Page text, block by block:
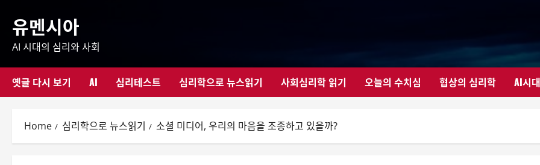
content
유멘시아
AI 시대의 심리와 사회
옛글 다시 보기 AI 심리테스트 심리학으로 뉴스읽기 사회심리학 읽기 오늘의 수치심 협상의 심리학 AI시대
Home 심리학으로 뉴스읽기 소셜 미디어, 우리의 마음을 조종하고 있을까?